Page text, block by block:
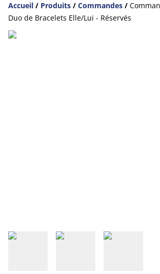
Accueil / Produits / Commandes /
Duo de Bracelets Elle/Lui - Réservés